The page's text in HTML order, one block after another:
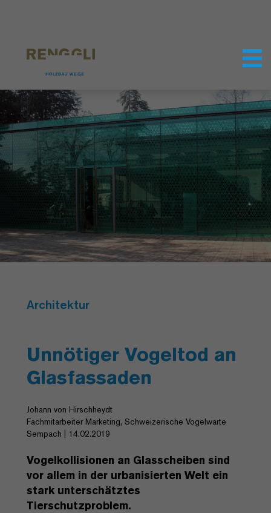
Architektur
Unnötiger Vogeltod an
Glasfassaden
Johann von Hirschheydt
Fachmitarbeiter Marketing, Schweizerische Vogelwarte
Sempach | 14.02.2019
Vogelkollisionen an Glasscheiben sind
vor allem in der urbanisierten Welt ein
stark unterschätztes
Tierschutzproblem.